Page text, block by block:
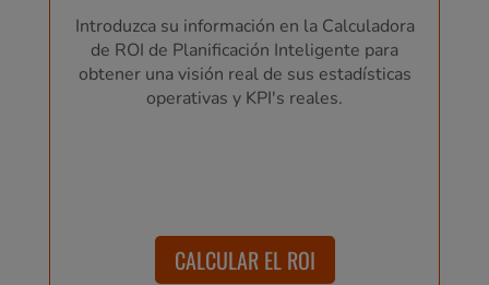
Introduzca su información en la Calculadora
de ROI de Planificación Inteligente para
obtener una visión real de sus estadísticas
operativas y KPI's reales.
CALCULAR EL ROI